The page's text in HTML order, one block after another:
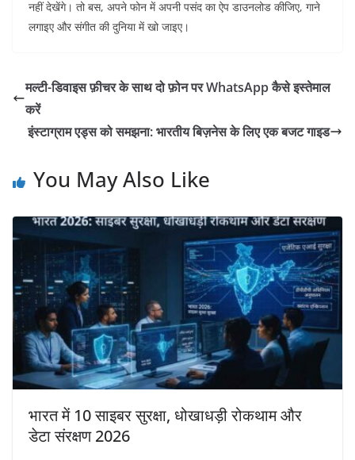
नहीं देखेंगे। तो बस, अपने फोन में अपनी पसंद का ऐप डाउनलोड कीजिए, गाने
लगाइए और संगीत की दुनिया में खो जाइए।
मल्टी-डिवाइस फ़ीचर के साथ दो फ़ोन पर WhatsApp कैसे इस्तेमाल
करें
इंस्टाग्राम एड्स को समझना: भारतीय बिज़नेस के लिए एक बजट गाइड
You May Also Like
भारत में 10 साइबर सुरक्षा, धोखाधड़ी रोकथाम और
डेटा संरक्षण 2026